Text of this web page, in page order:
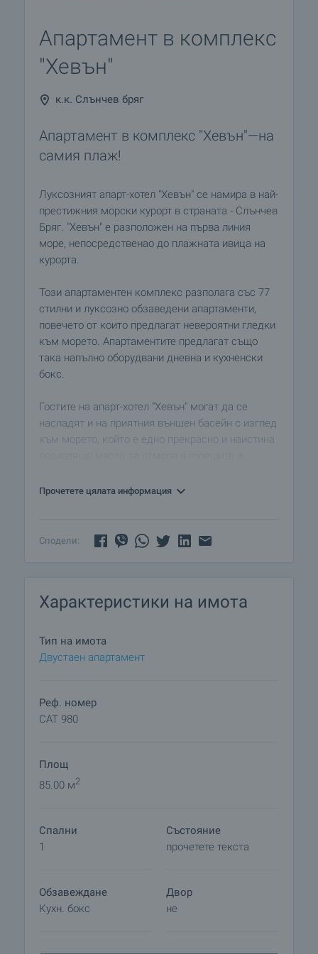
Апартамент в комплекс
"Хевън"
к.к. Слънчев бряг
Апартамент в комплекс "Хевън"—на
самия плаж!
Луксозният апарт-хотел "Хевън" се намирa в най-
престижния морски курорт в страната - Слънчев
Бряг. "Хевън" е разположен на първа линия
море, непосредственао до плажната ивица на
курорта.
Този апартаментен комплекс разполага със 77
стилни и луксозно обзаведени апартаменти,
повечето от които предлагат невероятни гледки
към морето. Апартаментите предлагат също
така напълно оборудвани дневна и кухненски
бокс.
Гостите на апарт-хотел "Хевън" могат да се
насладят и на приятния външен басейн с изглед
към морето, който е едно прекрасно и наистина
обособена по-плитка секция за деца.
специалитети от традиционната българска и
балконите на апартаметите вечер,
Всичко това създава настроение и допринася за
вашата истинска почивка в апарт-хотел "Хевън".
• Магазини
• Информация
• Открит басейн
• Детски басейн
• Външен бар
• Фитнес
• Климатици във всяка стая
• Кабелна/сателитна телевизия
Прочетете цялата информация
Сподели:
Характеристики на имота
Тип на имота
Двустаен апартамент
Реф. номер
CAT 980
Площ
85.00 м2
Спални
1
Състояние
прочетете текста
Обзавеждане
Кухн. бокс
Двор
не